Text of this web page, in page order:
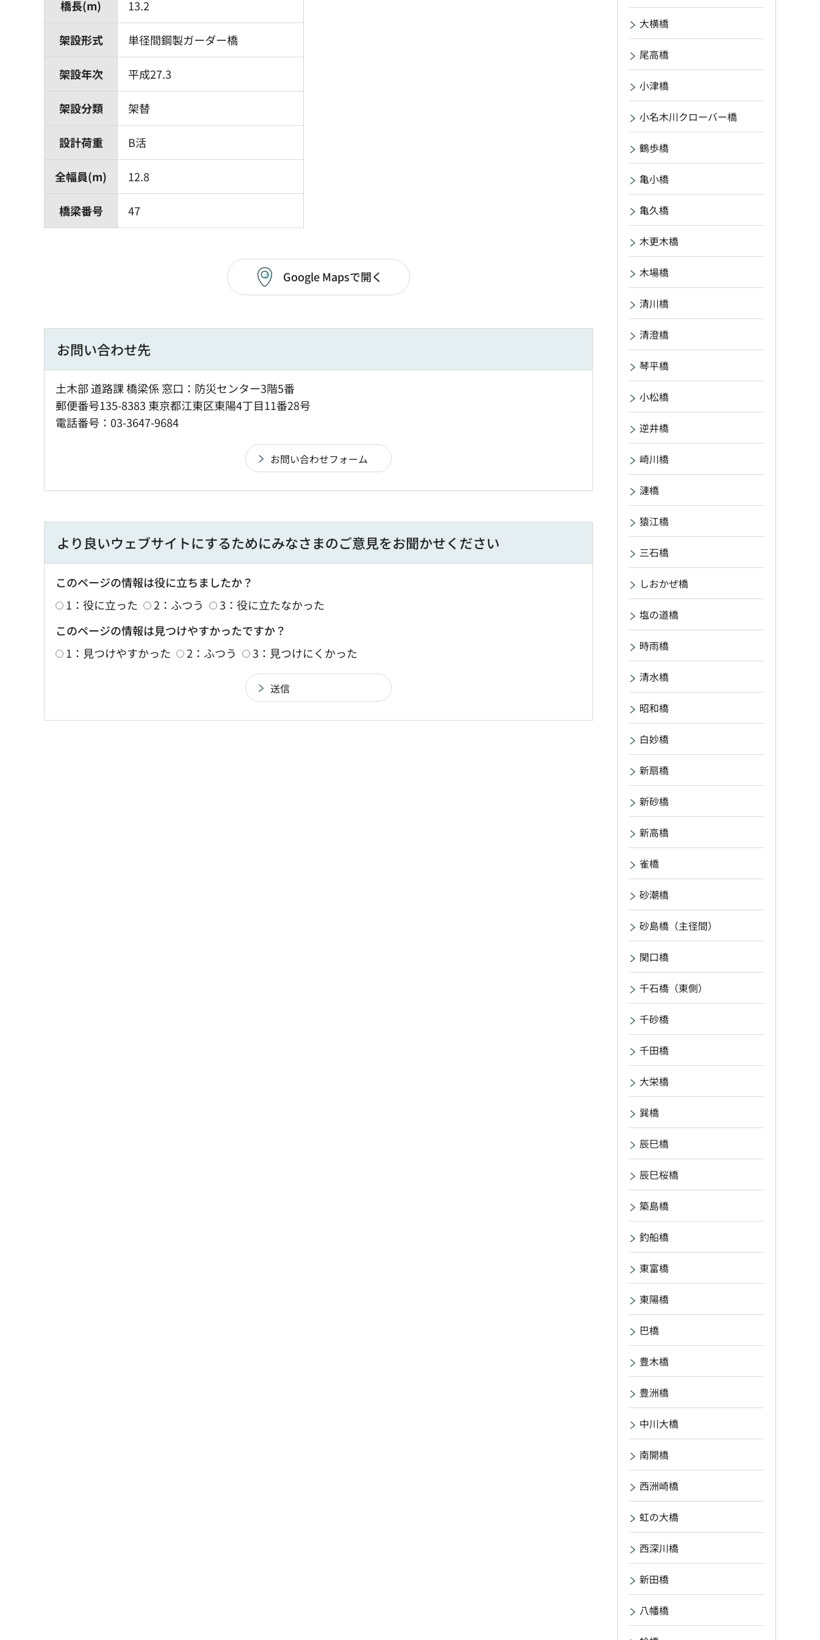
橋長(m) 13.2
架設形式 単径間鋼製ガーダー橋
架設年次 平成27.3
架設分類 架替
設計荷重 B活
全幅員(m) 12.8
橋梁番号 47
Google Mapsで開く
お問い合わせ先
土木部 道路課 橋梁係 窓口：防災センター3階5番
郵便番号135-8383 東京都江東区東陽4丁目11番28号
電話番号：03-3647-9684
より良いウェブサイトにするためにみなさまのご意見をお聞かせください
このページの情報は役に立ちましたか？
1：役に立った
2：ふつう
3：役に立たなかった
このページの情報は見つけやすかったですか？
1：見つけやすかった
2：ふつう 3：見つけにくかった
大横橋
尾高橋
小津橋
小名木川クローバー橋
鶴歩橋
亀小橋
亀久橋
木更木橋
木場橋
清川橋
清澄橋
琴平橋
小松橋
逆井橋
崎川橋
漣橋
猿江橋
三石橋
しおかぜ橋
塩の道橋
時雨橋
清水橋
昭和橋
白妙橋
新扇橋
新砂橋
新高橋
雀橋
砂潮橋
砂島橋（主径間）
関口橋
千石橋（東側）
千砂橋
千田橋
大栄橋
巽橋
辰巳橋
辰巳桜橋
築島橋
釣船橋
東富橋
東陽橋
巴橋
豊木橋
豊洲橋
中川大橋
南開橋
西洲崎橋
虹の大橋
西深川橋
新田橋
八幡橋